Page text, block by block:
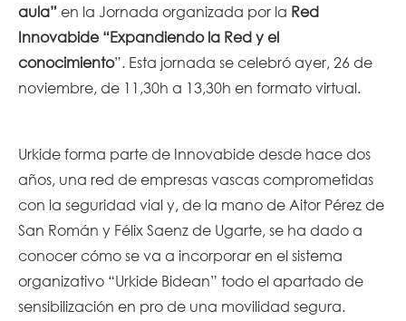
aula” en la Jornada organizada por la Red
Innovabide “Expandiendo la Red y el
conocimiento”. Esta jornada se celebró ayer, 26 de
noviembre, de 11,30h a 13,30h en formato virtual.
Urkide forma parte de Innovabide desde hace dos
años, una red de empresas vascas comprometidas
con la seguridad vial y, de la mano de Aitor Pérez de
San Román y Félix Saenz de Ugarte, se ha dado a
conocer cómo se va a incorporar en el sistema
organizativo “Urkide Bidean” todo el apartado de
sensibilización en pro de una movilidad segura.